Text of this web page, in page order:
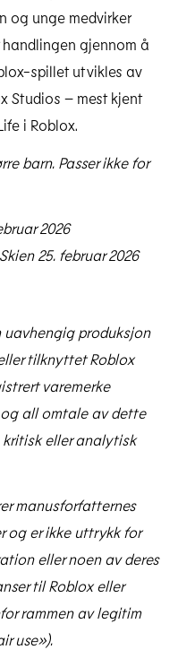
og unge medvirker
gjennom å
spillet utvikles av
Studios – mest kjent
i Roblox.
barn. Passer ikke for
2026
25. februar 2026
uavhengig produksjon
tilknyttet Roblox
varemerke
all omtale av dette
kritisk eller analytisk
manusforfatternes
og er ikke uttrykk for
eller noen av deres
til Roblox eller
rammen av legitim
use»).